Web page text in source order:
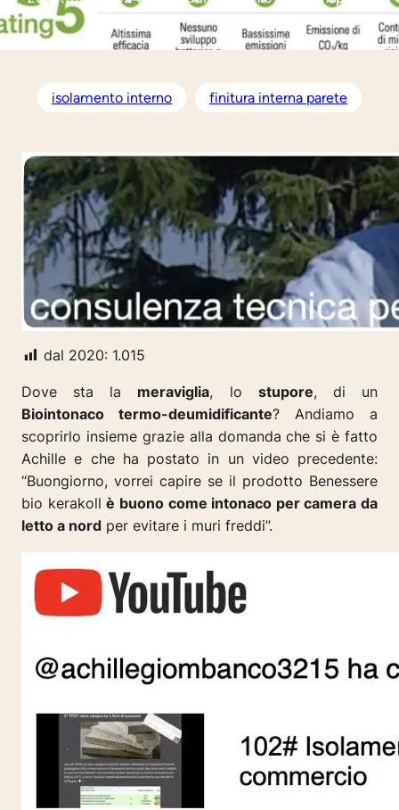
isolamento interno finitura interna parete
dal 2020: 1.015
Dove sta la meraviglia, lo stupore, di un
Biointonaco termo-deumidificante? Andiamo a
scoprirlo insieme grazie alla domanda che si è fatto
Achille e che ha postato in un video precedente:
“Buongiorno, vorrei capire se il prodotto Benessere
bio kerakollè buono come intonaco per camera da
letto a nord per evitare i muri freddi”.